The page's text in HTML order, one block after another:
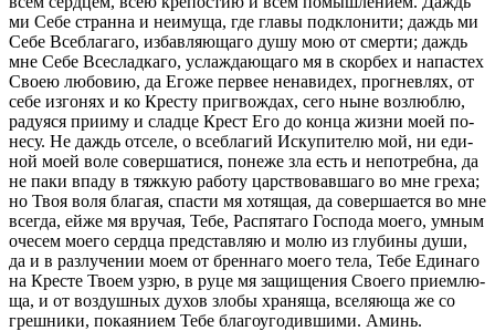
ми Себе стран­на и неиму­ща, где главы под­к­ло­ни­ти; даждь ми
Себе Все­б­ла­га­го, из­бав­ля­ю­ща­го душу мою от смер­ти; даждь
мне Себе Все­слад­ка­го, услаж­да­ю­ща­го мя в скор­бех и на­па­стех
Своею лю­бо­вию, да Егоже пер­вее нена­ви­дех, про­гнев­лях, от
себе из­го­нях и ко Кре­сту при­гвож­дах, сего ныне воз­люб­лю,
ра­ду­я­ся при­и­му и слад­це Крест Его до конца жизни моей по­
не­су. Не даждь от­се­ле, о все­б­ла­гий Ис­ку­пи­те­лю мой, ни еди­
ной моей воле со­вер­ша­ти­ся, по­не­же зла есть и непо­треб­на, да
не паки впаду в тяж­кую ра­бо­ту цар­ство­вав­ша­го во мне греха;
но Твоя воля бла­гая, спа­сти мя хо­тя­щая, да со­вер­ша­ет­ся во мне
все­гда, ейже мя вру­чая, Тебе, Рас­пя­та­го Гос­по­да моего, умным
оче­сем моего серд­ца пред­став­ляю и молю из глу­би­ны души,
да и в раз­лу­че­нии моем от брен­на­го моего тела, Тебе Еди­на­го
на Кре­сте Твоем узрю, в руце мя за­щи­ще­ния Сво­е­го при­ем­лю­
ща, и от воз­душ­ных духов злобы хра­ня­ща, все­ля­ю­ща же со
греш­ни­ки, по­ка­я­ни­ем Тебе бла­го­уго­див­ши­ми. Аминь.